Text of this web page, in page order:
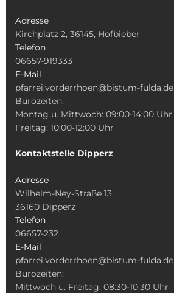
Adresse
Kirchplatz 2, 36145, Hofbieber
Telefon
06657-919333
E-Mail
pfarrei.vorderrhoen@bistum-fulda.de
Bürozeiten:
Montag u. Mittwoch: 09:00-14:00 Uhr
Freitag: 10:00-12:00 Uhr
Kontaktstelle Dipperz
Adresse
Wilhelm-Ney-Straße 13,
36160 Dipperz
Telefon
06657-232
E-Mail
pfarrei.vorderrhoen@bistum-fulda.de
Bürozeiten:
Mittwoch u. Freitag: 08:30-10:30 Uhr